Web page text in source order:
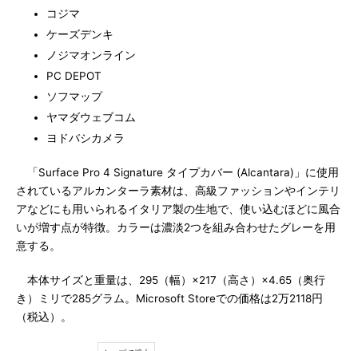
コジマ
ケーズデンキ
ノジマオンライン
PC DEPOT
ソフマップ
ヤマダウェブコム
ヨドバシカメラ
「Surface Pro 4 Signature タイプカバー (Alcantara)」に使用
されているアルカンターラ素材は、高級ファッションやインテリ
アなどにも用いられるイタリア製の生地で、使い込むほどに風合
いが増す点が特徴。カラーは濃淡2つを組み合わせたグレーを用
意する。
本体サイズと重量は、295（幅）×217（高さ）×4.65（奥行
き）ミリで285グラム。Microsoft Storeでの価格は2万2118円
（税込）。